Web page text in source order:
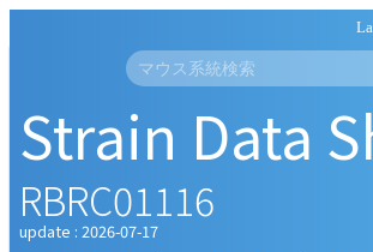
Strain Data
RBRC01116
update : 2026-07-17